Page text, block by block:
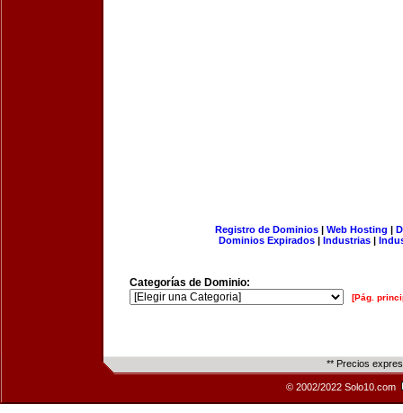
Registro de Dominios| Web Hosting |
Dominios Expirados | Industrias |
Categorías de Dominio:
[Pág.
** Precios
© 2002/2022 Solo10.com